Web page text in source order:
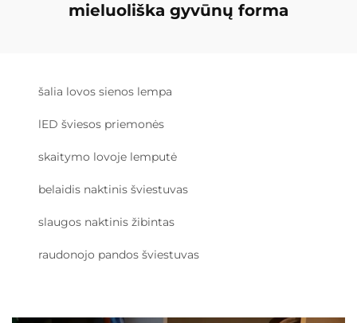
mieluoliška gyvūnų forma
šalia lovos sienos lempa
lED šviesos priemonės
skaitymo lovoje lemputė
belaidis naktinis šviestuvas
slaugos naktinis žibintas
raudonojo pandos šviestuvas